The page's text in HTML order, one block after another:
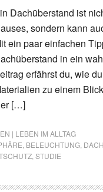
Dachüberstand ist
sondern kann
ein paar einfachen
in ein
erfährst du, wie
zu einem
[…]
| LEBEN IM ALLTAG
BELEUCHTUNG
STUDIE